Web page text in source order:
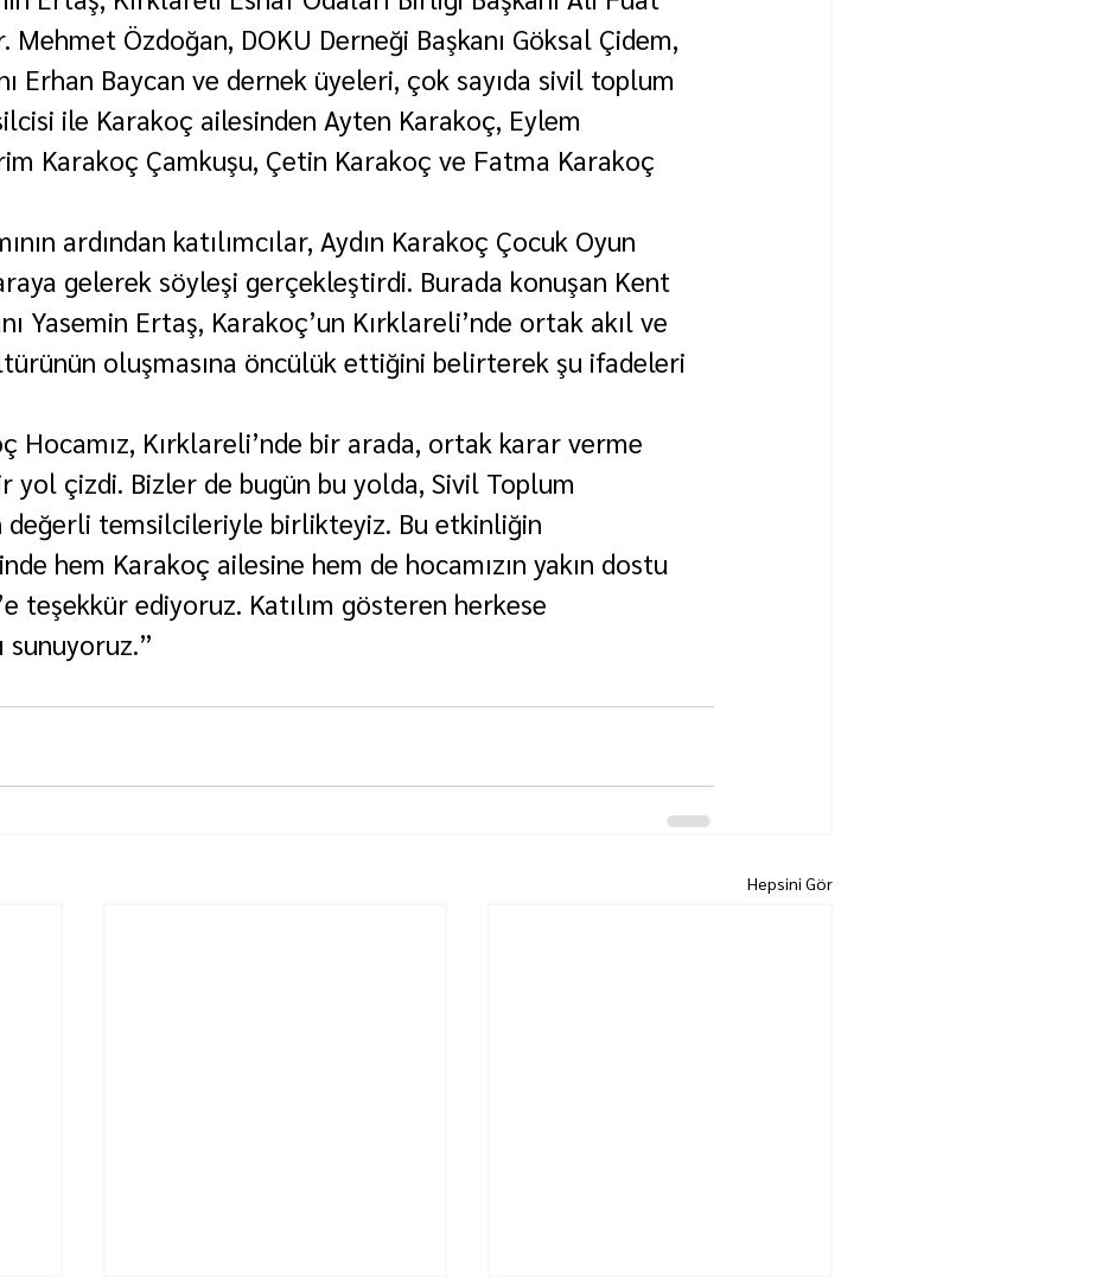
Mehmet Özdoğan, DOKU Derneği Başkanı Göksal Çidem,
Erhan Baycan ve dernek üyeleri, çok sayıda sivil toplum
ile Karakoç ailesinden Ayten Karakoç, Eylem
Karakoç Çamkuşu, Çetin Karakoç ve Fatma Karakoç
ardından katılımcılar, Aydın Karakoç Çocuk Oyun
gelerek söyleşi gerçekleştirdi. Burada konuşan Kent
Yasemin Ertaş, Karakoç’un Kırklareli’nde ortak akıl ve
oluşmasına öncülük ettiğini belirterek şu ifadeleri
Hocamız, Kırklareli’nde bir arada, ortak karar verme
yol çizdi. Bizler de bugün bu yolda, Sivil Toplum
değerli temsilcileriyle birlikteyiz. Bu etkinliğin
hem Karakoç ailesine hem de hocamızın yakın dostu
teşekkür ediyoruz. Katılım gösteren herkese
sunuyoruz.”
Hepsini Gör